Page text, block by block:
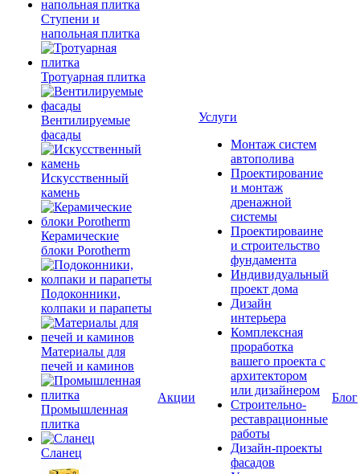
Ступени и
напольная плитка
Тротуарная плитка
Вентилируемые
фасады
Искусственный
камень
Керамические
блоки Porotherm
Подоконники,
колпаки и парапеты
Материалы для
печей и каминов
Промышленная
плитка
Сланец
Акции
Услуги
Монтаж систем
автополива
Проектирование
и монтаж
дренажной
системы
Проектироваине
и строительство
фундамента
Индивидуальный
проект дома
Дизайн
интерьера
Комплексная
проработка
вашего проекта с
архитектором
или дизайнером
Строительно-
реставрационные
работы
Дизайн-проекты
фасадов
Блог